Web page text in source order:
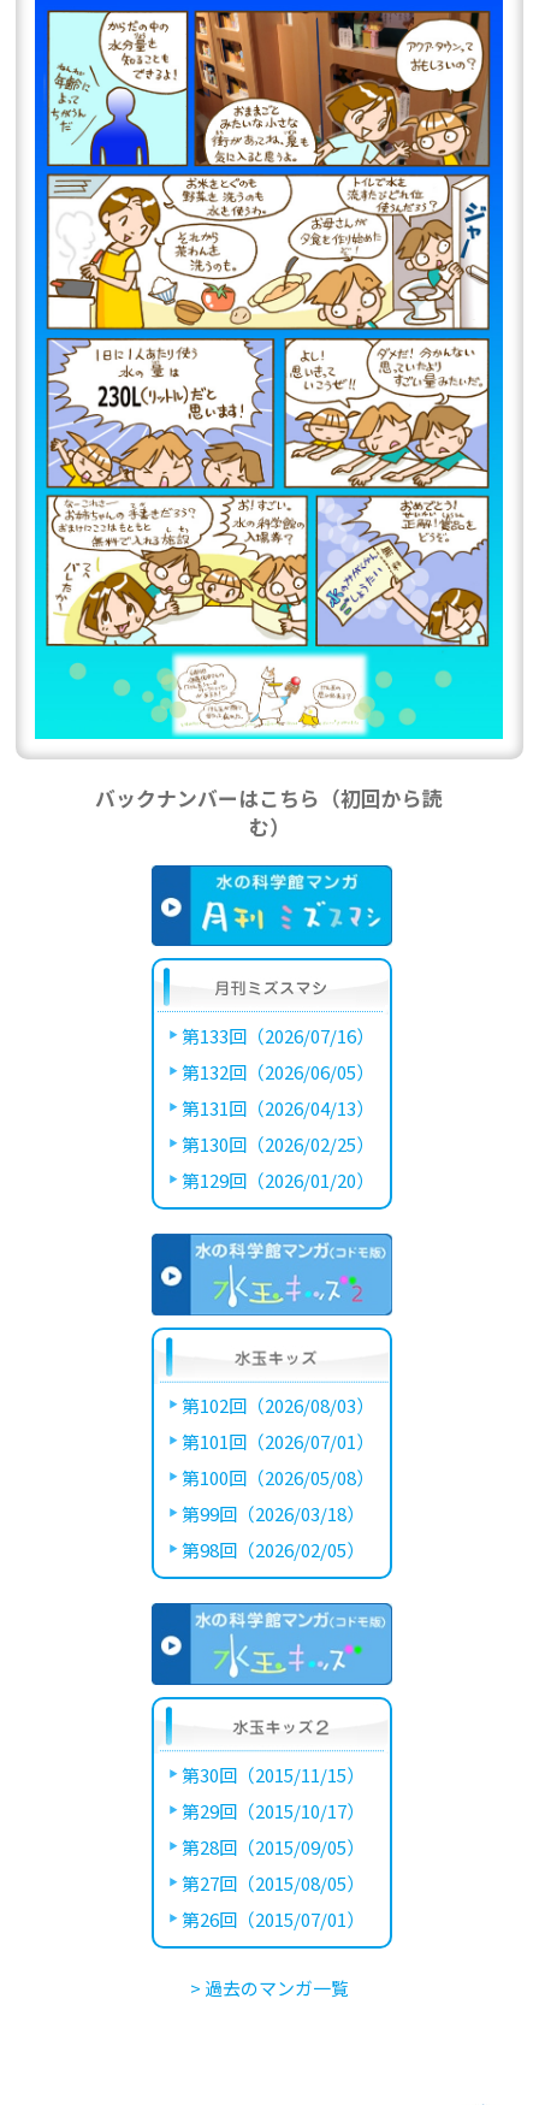
バックナンバーはこちら（初回から読
む）
第133回（2026/07/16）
第132回（2026/06/05）
第131回（2026/04/13）
第130回（2026/02/25）
第129回（2026/01/20）
第102回（2026/08/03）
第101回（2026/07/01）
第100回（2026/05/08）
第99回（2026/03/18）
第98回（2026/02/05）
第30回（2015/11/15）
第29回（2015/10/17）
第28回（2015/09/05）
第27回（2015/08/05）
第26回（2015/07/01）
> 過去のマンガ一覧